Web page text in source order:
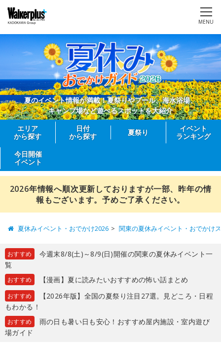
MENU
夏のイベント情報が満載！夏祭りやプール、海水浴場、
キャンプ場など遊べるスポットを大紹介
エリア
から探す
日付
から探す
夏祭り
イベント
ランキング
今日開催
イベント
2026年情報へ順次更新しておりますが一部、昨年の情
報もございます。予めご了承ください。
夏休みイベント・おでかけ2026 関東の夏休みイベント・おでかけ
おすすめ
今週末8/8(土)～8/9(日)開催の関東の夏休みイベント一
覧
おすすめ 【漫画】夏に読みたいおすすめの怖い話まとめ
おすすめ
【2026年版】全国の夏祭り注目27選。見どころ・日程
もわかる！
おすすめ
雨の日も暑い日も安心！おすすめ屋内施設・室内遊び
場ガイド